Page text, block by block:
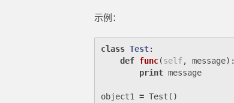
示例：
class Test:
def func(self , message):
print message
object1 = Test ()